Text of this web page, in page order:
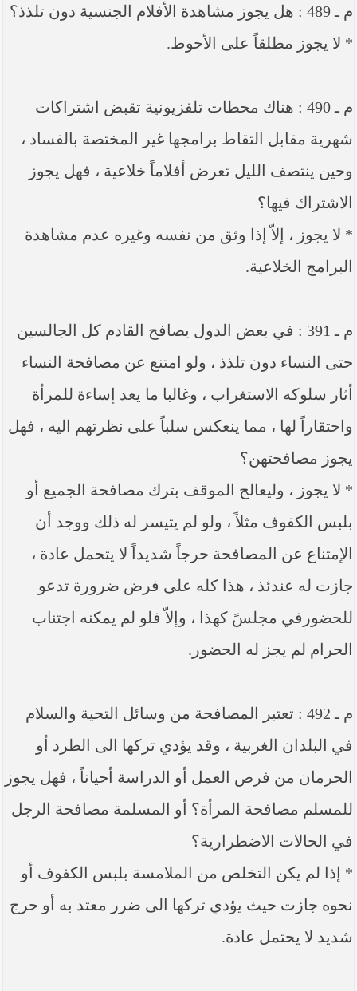
م ـ 489 : هل يجوز مشاهدة الأفلام الجنسية دون تلذذ؟
* لا يجوز مطلقاً على الأحوط.
م ـ 490 : هناك محطات تلفزيونية تقبض اشتراكات
شهرية مقابل التقاط برامجها غير المختصة بالفساد ،
وحين ينتصف الليل تعرض أفلاماً خلاعية ، فهل يجوز
الاشتراك فيها؟
* لا يجوز ، إلاّ إذا وثق من نفسه وغيره عدم مشاهدة
البرامج الخلاعية.
م ـ 391 : في بعض الدول يصافح القادم كل الجالسين
حتى النساء دون تلذذ ، ولو امتنع عن مصافحة النساء
أثار سلوكه الاستغراب ، وغالبا ما يعد إساءة للمرأة
واحتقاراً لها ، مما ينعكس سلباً على نظرتهم اليه ، فهل
يجوز مصافحتهن؟
* لا يجوز ، وليعالج الموقف بترك مصافحة الجميع أو
بلبس الكفوف مثلاً ، ولو لم يتيسر له ذلك ووجد أن
الإمتناع عن المصافحة حرجاً شديداً لا يتحمل عادة ،
جازت له عندئذ ، هذا كله على فرض ضرورة تدعو
للحضورفي مجلسً كهذا ، وإلاّ فلو لم يمكنه اجتناب
الحرام لم يجز له الحضور.
م ـ 492 : تعتبر المصافحة من وسائل التحية والسلام
في البلدان الغربية ، وقد يؤدي تركها الى الطرد أو
الحرمان من فرص العمل أو الدراسة أحياناً ، فهل يجوز
للمسلم مصافحة المرأة؟ أو المسلمة مصافحة الرجل
في الحالات الاضطرارية؟
* إذا لم يكن التخلص من الملامسة بلبس الكفوف أو
نحوه جازت حيث يؤدي تركها الى ضرر معتد به أو حرج
شديد لا يحتمل عادة.